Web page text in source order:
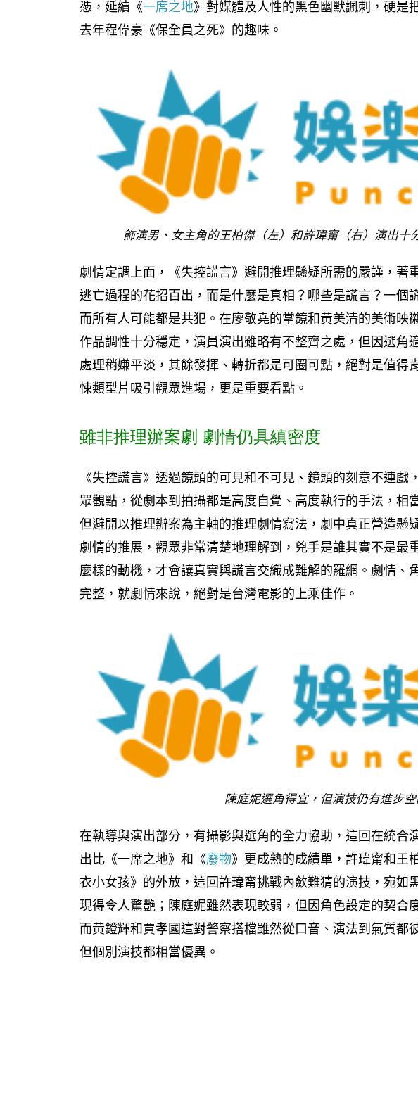
憑，延續《一席之地》對媒體及人性的黑色幽默諷刺，硬是
去年程偉豪《保全員之死》的趣味。
飾演男、女主角的王柏傑（左）和許瑋甯（右）演出十
劇情定調上面，《失控謊言》避開推理懸疑所需的嚴謹，著
逃亡過程的花招百出，而是什麼是真相？哪些是謊言？一個
而所有人可能都是共犯。在廖敬堯的掌鏡和黃美清的美術映
作品調性十分穩定，演員演出雖略有不整齊之處，但因選角
處理稍嫌平淡，其餘發揮、轉折都是可圈可點，絕對是值得
悚類型片吸引觀眾進場，更是重要看點。
雖非推理辦案劇 劇情仍具縝密度
《失控謊言》透過鏡頭的可見和不可見、鏡頭的刻意不連戲
眾觀點，從劇本到拍攝都是高度自覺、高度執行的手法，相
但避開以推理辦案為主軸的推理劇情寫法，劇中真正營造懸
劇情的推展，觀眾非常清楚地理解到，兇手是誰其實不是最
麼樣的動機，才會讓真實與謊言交織成難解的羅網。劇情、
完整，就劇情來說，絕對是台灣電影的上乘佳作。
陳庭妮選角得宜，但演技仍有進步空
在執導與演出部分，有攝影與選角的全力協助，這回在統合
出比《一席之地》和《廢物》更成熟的成績單，許瑋甯和王
衣小女孩》的外放，這回許瑋甯挑戰內斂難猜的演技，宛如
現得令人驚艷；陳庭妮雖然表現較弱，但因角色設定的契合
而黃鐙輝和賈孝國這對警察搭檔雖然從口音、演法到氣質都
但個別演技都相當優異。